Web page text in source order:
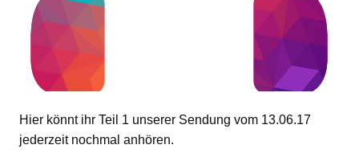
Hier könnt ihr Teil 1 unserer Sendung vom 13.06.17
jederzeit nochmal anhören.